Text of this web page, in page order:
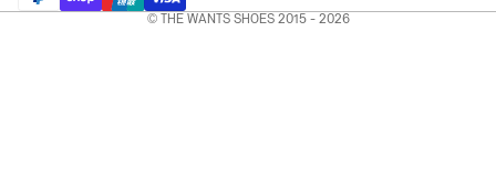
© THE WANTS SHOES2015 - 2026